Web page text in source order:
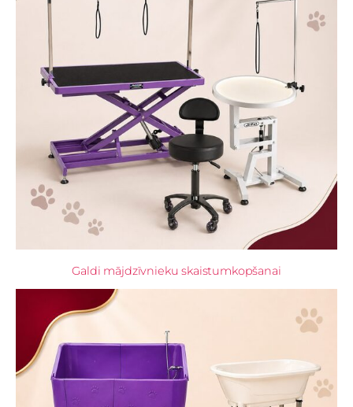
Galdi mājdzīvnieku skaistumkopšanai